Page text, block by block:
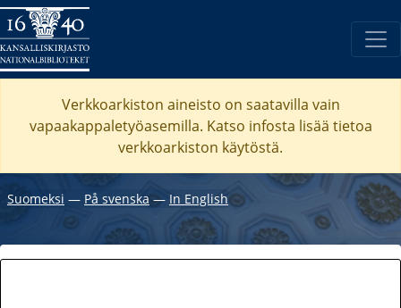
Verkkoarkiston aineisto on saatavilla vain
vapaakappaletyöasemilla. Katso infosta lisää tietoa
verkkoarkiston käytöstä.
Suomeksi ― På svenska― In English